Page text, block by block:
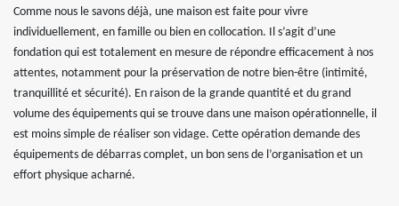
Comme nous le savons déjà, une maison est faite pour vivre
individuellement, en famille ou bien en collocation. Il s’agit d’une
fondation qui est totalement en mesure de répondre efficacement à nos
attentes, notamment pour la préservation de notre bien-être (intimité,
tranquillité et sécurité). En raison de la grande quantité et du grand
volume des équipements qui se trouve dans une maison opérationnelle, il
est moins simple de réaliser son vidage. Cette opération demande des
équipements de débarras complet, un bon sens de l’organisation et un
effort physique acharné.